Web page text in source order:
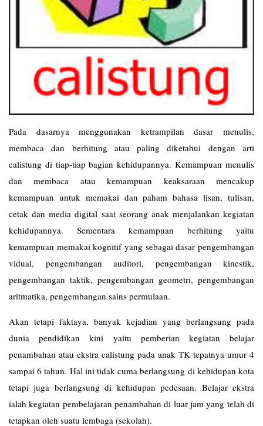
Pada dasarnya menggunakan ketrampilan dasar menulis,
membaca dan berhitung atau paling diketahui dengan arti
calistung di tiap-tiap bagian kehidupannya. Kemampuan menulis
dan membaca atau kemampuan keaksaraan mencakup
kemampuan untuk memakai dan paham bahasa lisan, tulisan,
cetak dan media digital saat seorang anak menjalankan kegiatan
kehidupannya. Sementara kemampuan berhitung yaitu
kemampuan memakai kognitif yang sebagai dasar pengembangan
vidual, pengembangan auditori, pengembangan kinestik,
pengembangan taktik, pengembangan geometri, pengembangan
aritmatika, pengembangan sains permulaan.
Akan tetapi faktaya, banyak kejadian yang berlangsung pada
dunia pendidikan kini yaitu pemberian kegiatan belajar
penambahan atau ekstra calistung pada anak TK tepatnya umur 4
sampai 6 tahun. Hal ini tidak cuma berlangsung di kehidupan kota
tetapi juga berlangsung di kehidupan pedesaan. Belajar ekstra
ialah kegiatan pembelajaran penambahan di luar jam yang telah di
tetapkan oleh suatu lembaga (sekolah).